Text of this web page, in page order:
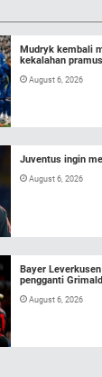
Mudryk kembali
kekalahan
August 6, 2026
Juventus ingin
August 6, 2026
Bayer
pengganti
August 6, 2026